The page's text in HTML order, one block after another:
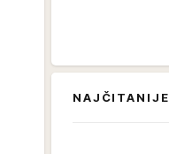
NAJČITANIJE